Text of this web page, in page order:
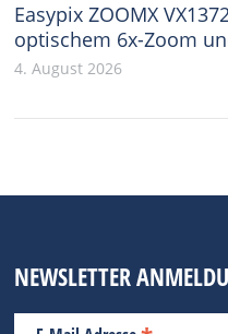
Easypix ZOOMX
optischem 6x-Zoom
4. August 2026
NEWSLETTER